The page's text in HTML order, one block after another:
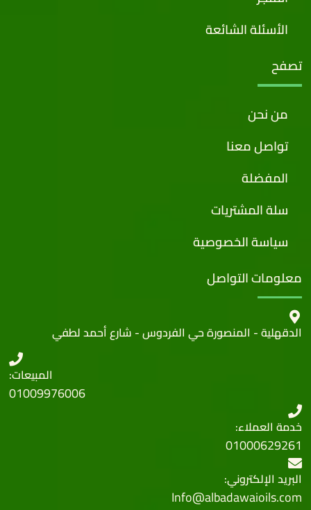
الأسئلة الشائعة
تصفح
من نحن
تواصل معنا
المفضلة
سلة المشتريات
سياسة الخصوصية
معلومات التواصل
الدقهلية - المنصورة حي الفردوس - شارع أحمد لطفي
المبيعات:
01009976006
خدمة العملاء:
01000629261
البريد الإلكتروني:
Info@albadawaioils.com